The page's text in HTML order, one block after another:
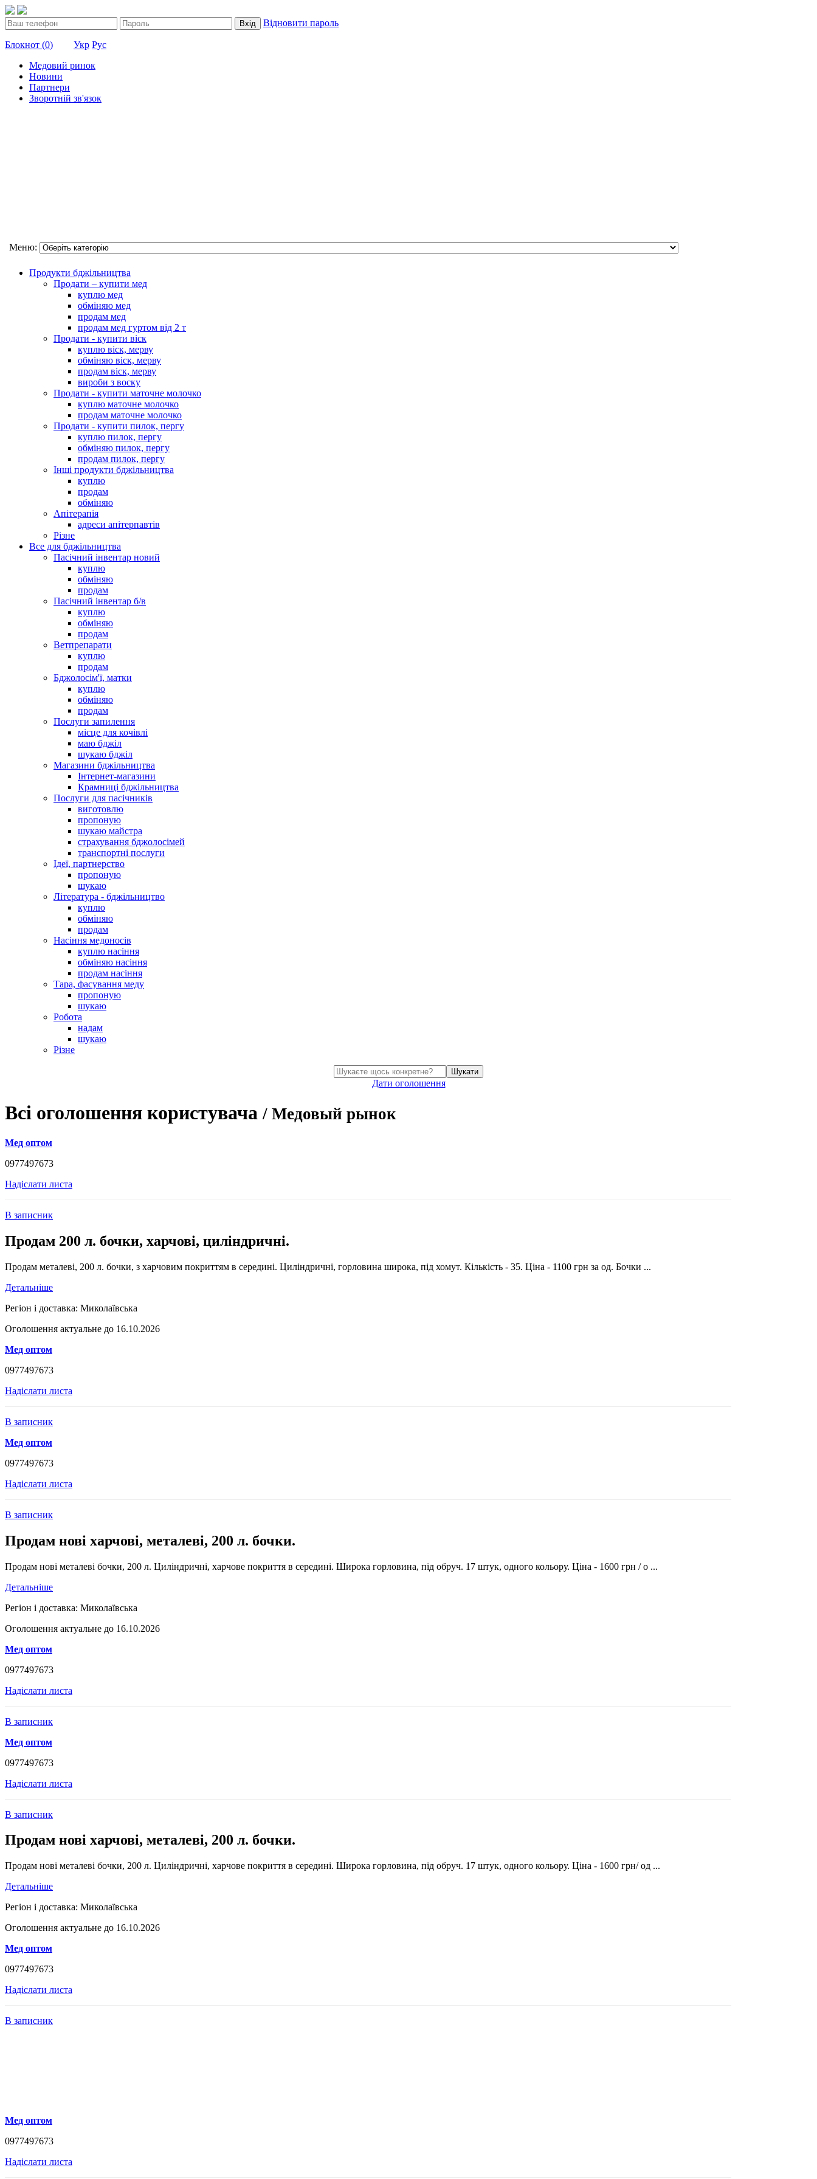
Вхід Відновити пароль
Блокнот (0) Укр Рус
Медовий ринок
Новини
Партнери
Зворотній зв'язок
Меню:
Продукти бджільництва
Продати – купити мед
куплю мед
обміняю мед
продам мед
продам мед гуртом від 2 т
Продати - купити віск
куплю віск, мерву
обміняю віск, мерву
продам віск, мерву
вироби з воску
Продати - купити маточне молочко
куплю маточне молочко
продам маточне молочко
Продати - купити пилок, пергу
куплю пилок, пергу
обміняю пилок, пергу
продам пилок, пергу
Інші продукти бджільництва
куплю
продам
обміняю
Апітерапія
адреси апітерпавтів
Різне
Все для бджільництва
Пасічний інвентар новий
куплю
обміняю
продам
Пасічний інвентар б/в
куплю
обміняю
продам
Ветпрепарати
куплю
продам
Бджолосім'ї, матки
куплю
обміняю
продам
Послуги запилення
місце для кочівлі
маю бджіл
шукаю бджіл
Магазини бджільництва
Інтернет-магазини
Крамниці бджільництва
Послуги для пасічників
виготовлю
пропоную
шукаю майстра
страхування бджолосімей
транспортні послуги
Ідеї, партнерство
пропоную
шукаю
Література - бджільництво
куплю
обміняю
продам
Насіння медоносів
куплю насіння
обміняю насіння
продам насіння
Тара, фасування меду
пропоную
шукаю
Робота
надам
шукаю
Різне
Шукати
Дати оголошення
Всі оголошення користувача/ Медовый рынок
Мед оптом
0977497673
Надіслати листа
В записник
Продам 200 л. бочки, харчові, циліндричні.
Продам металеві, 200 л. бочки, з харчовим покриттям в середині. Циліндричні, горловина широка, під хомут. Кількість - 35. Ціна - 1100 грн за од. Бочки ...
Детальніше
Регіон і доставка: Миколаївська
Оголошення актуальне до 16.10.2026
Мед оптом
0977497673
Надіслати листа
В записник
Мед оптом
0977497673
Надіслати листа
В записник
Продам нові харчові, металеві, 200 л. бочки.
Продам нові металеві бочки, 200 л. Циліндричні, харчове покриття в середині. Широка горловина, під обруч. 17 штук, одного кольору. Ціна - 1600 грн / о ...
Детальніше
Регіон і доставка: Миколаївська
Оголошення актуальне до 16.10.2026
Мед оптом
0977497673
Надіслати листа
В записник
Мед оптом
0977497673
Надіслати листа
В записник
Продам нові харчові, металеві, 200 л. бочки.
Продам нові металеві бочки, 200 л. Циліндричні, харчове покриття в середині. Широка горловина, під обруч. 17 штук, одного кольору. Ціна - 1600 грн/ од ...
Детальніше
Регіон і доставка: Миколаївська
Оголошення актуальне до 16.10.2026
Мед оптом
0977497673
Надіслати листа
В записник
Мед оптом
0977497673
Надіслати листа